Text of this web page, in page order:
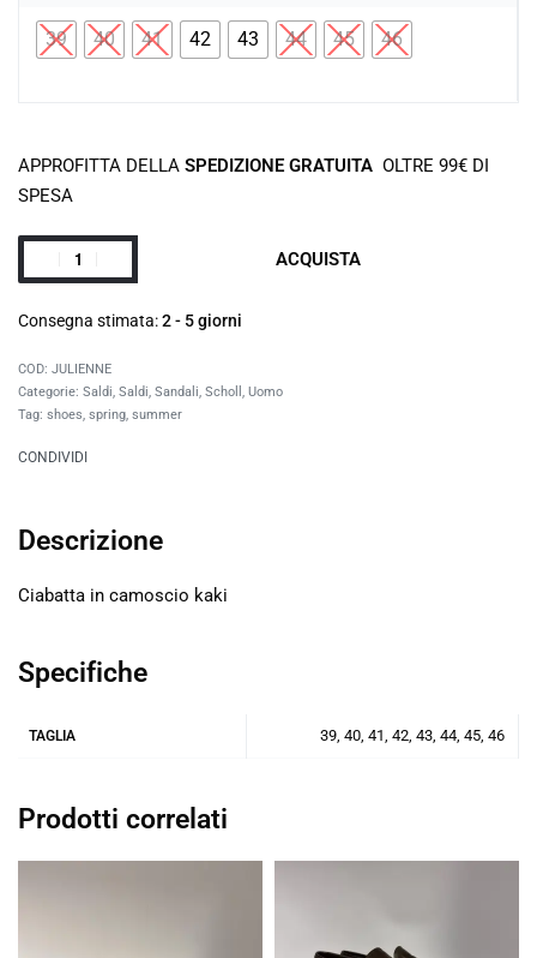
39 40 41 42 43 44 45 46
APPROFITTA DELLA SPEDIZIONE GRATUITA OLTRE 99€ DI
SPESA
ACQUISTA
Consegna stimata:2 - 5 giorni
JULIENNE
Categorie: Saldi, Saldi, Sandali, Scholl , Uomo
Tag: shoes, spring, summer
CONDIVIDI
Descrizione
Ciabatta in camoscio kaki
Specifiche
TAGLIA 39, 40, 41, 42, 43, 44, 45, 46
Prodotti correlati